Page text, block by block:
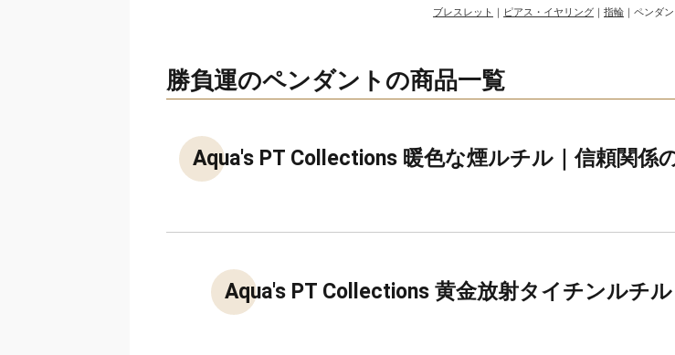
ブレスレット ｜ ピアス・イヤリング ｜ 指輪 ｜ペンダン
勝負運のペンダントの商品一覧
Aqua's PT Collections 暖色な煙ルチル｜信頼関
Aqua's PT Collections 黄金放射タイチンルチ